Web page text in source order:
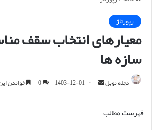
رپورتاژ
معیارهای انتخاب سقف
سازه ها
مجله نوبل 1403-12-01
0 خواندن این مطلب 6
فهرست مطالب